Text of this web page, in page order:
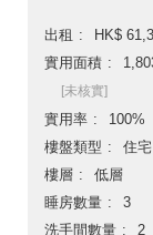
出租
HK$
實用面積
[未核實]
實用率
100%
樓盤類型
住宅
樓層
低層
睡房數量
3
洗手間數量
2